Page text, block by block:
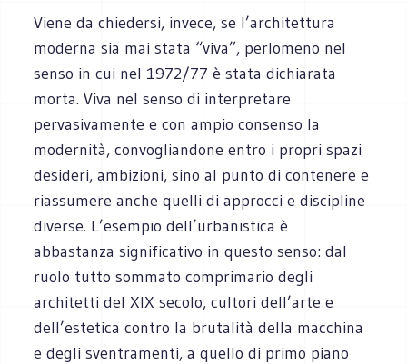
Viene da chiedersi, invece, se l’architettura
moderna sia mai stata “viva”, perlomeno nel
senso in cui nel 1972/77 è stata dichiarata
morta. Viva nel senso di interpretare
pervasivamente e con ampio consenso la
modernità, convogliandone entro i propri spazi
desideri, ambizioni, sino al punto di contenere e
riassumere anche quelli di approcci e discipline
diverse. L’esempio dell’urbanistica è
abbastanza significativo in questo senso: dal
ruolo tutto sommato comprimario degli
architetti del XIX secolo, cultori dell’arte e
dell’estetica contro la brutalità della macchina
e degli sventramenti, a quello di primo piano